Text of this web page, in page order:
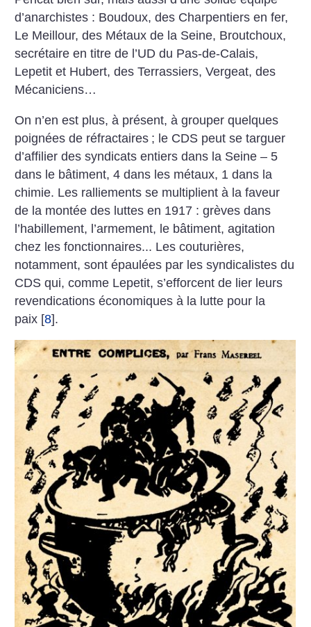
d’anarchistes : Boudoux, des Charpentiers en fer,
Le Meillour, des Métaux de la Seine, Broutchoux,
secrétaire en titre de l’UD du Pas-de-Calais,
Lepetit et Hubert, des Terrassiers, Vergeat, des
Mécaniciens…
On n’en est plus, à présent, à grouper quelques
poignées de réfractaires ; le CDS peut se targuer
d’affilier des syndicats entiers dans la Seine – 5
dans le bâtiment, 4 dans les métaux, 1 dans la
chimie. Les ralliements se multiplient à la faveur
de la montée des luttes en 1917 : grèves dans
l’habillement, l’armement, le bâtiment, agitation
chez les fonctionnaires... Les couturières,
notamment, sont épaulées par les syndicalistes du
CDS qui, comme Lepetit, s’efforcent de lier leurs
revendications économiques à la lutte pour la
paix [8].